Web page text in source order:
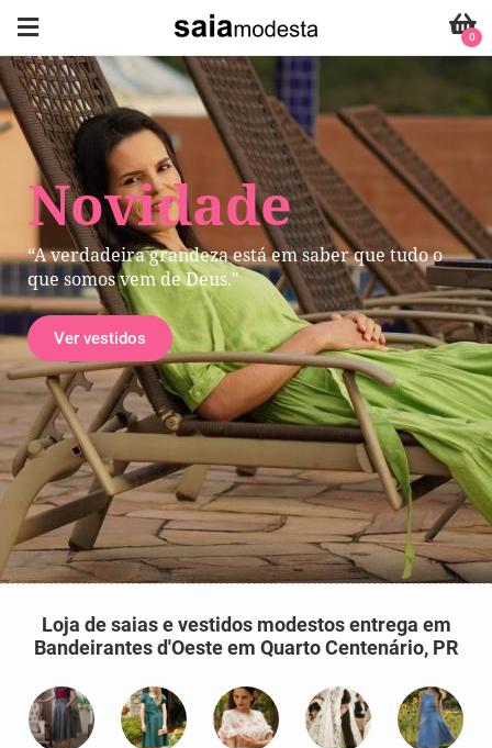
Novidade
“A verdadeira grandeza está em saber que tudo o
que somos vem de Deus."
Ver vestidos
0
Loja de saias e vestidos modestos entrega em
Bandeirantes d'Oeste em Quarto Centenário, PR